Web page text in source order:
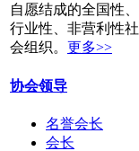
自愿结成的全国性、
行业性、非营利性社
会组织。 更多>>
协会领导
名誉会长
会长